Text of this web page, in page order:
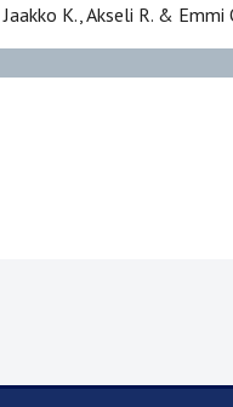
K., Akseli R. & Emmi